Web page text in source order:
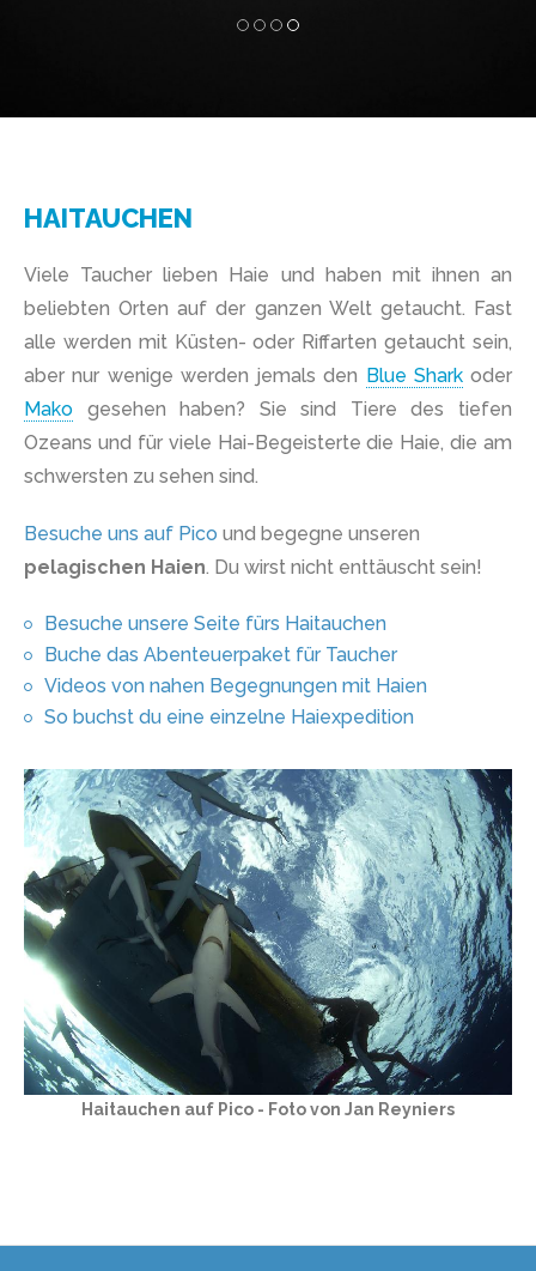
HAITAUCHEN
Viele Taucher lieben Haie und haben mit ihnen an
beliebten Orten auf der ganzen Welt getaucht. Fast
alle werden mit Küsten- oder Riffarten getaucht sein,
aber nur wenige werden jemals den Blue Sharkoder
Mako gesehen haben? Sie sind Tiere des tiefen
Ozeans und für viele Hai-Begeisterte die Haie, die am
schwersten zu sehen sind.
Besuche uns auf Pico und begegne unseren
pelagischen Haien. Du wirst nicht enttäuscht sein!
Besuche unsere Seite fürs Haitauchen
Buche das Abenteuerpaket für Taucher
Videos von nahen Begegnungen mit Haien
So buchst du eine einzelne Haiexpedition
Haitauchen auf Pico - Foto von Jan Reyniers